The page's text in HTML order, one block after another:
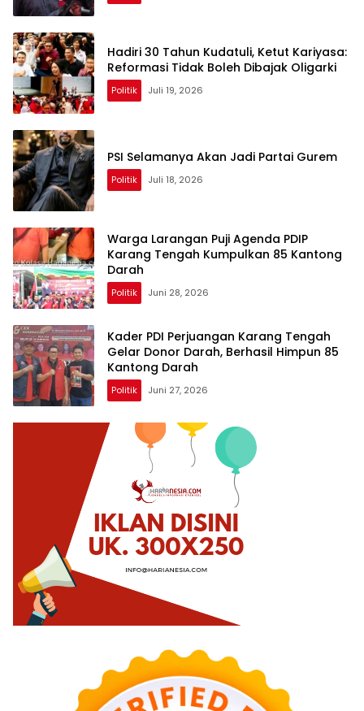
Hadiri 30 Tahun Kudatuli, Ketut Kariyasa:
Reformasi Tidak Boleh Dibajak Oligarki
Politik Juli 19, 2026
PSI Selamanya Akan Jadi Partai Gurem
Politik Juli 18, 2026
Warga Larangan Puji Agenda PDIP
Karang Tengah Kumpulkan 85 Kantong
Darah
Politik Juni 28, 2026
Kader PDI Perjuangan Karang Tengah
Gelar Donor Darah, Berhasil Himpun 85
Kantong Darah
Politik Juni 27, 2026